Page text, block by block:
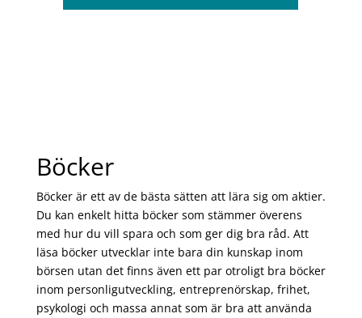
Böcker
Böcker är ett av de bästa sätten att lära sig om aktier.
Du kan enkelt hitta böcker som stämmer överens
med hur du vill spara och som ger dig bra råd. Att
läsa böcker utvecklar inte bara din kunskap inom
börsen utan det finns även ett par otroligt bra böcker
inom personligutveckling, entreprenörskap, frihet,
psykologi och massa annat som är bra att använda